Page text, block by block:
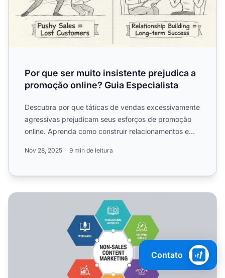
Por que ser muito insistente prejudica a
promoção online? Guia Especialista
Descubra por que táticas de vendas excessivamente
agressivas prejudicam seus esforços de promoção
online. Aprenda como construir relacionamentos e
Nov 28, 2025 9 min de leitura
Melhores Tipos de Conteúdo Não Vendedor para
Contato